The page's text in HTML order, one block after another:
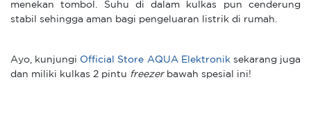
menekan tombol. Suhu di dalam kulkas pun cenderung
stabil sehingga aman bagi pengeluaran listrik di rumah.
Ayo, kunjungi Officia l Store AQUA Elektroniksekarang juga
dan miliki kulkas 2 pintu freezer bawah spesial ini!